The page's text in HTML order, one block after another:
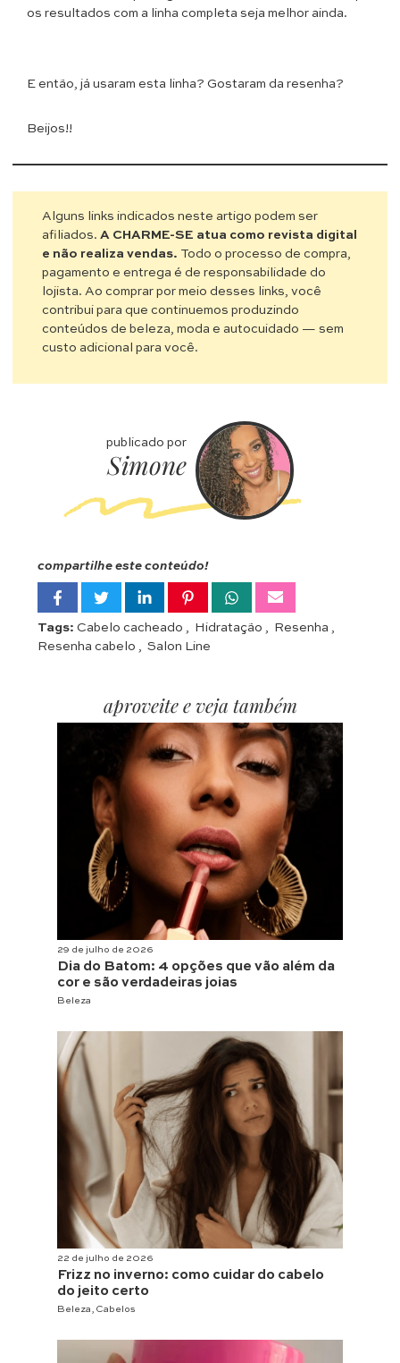
os resultados com a linha completa seja melhor ainda.
E então, já usaram esta linha? Gostaram da resenha?
Beijos!!
Alguns links indicados neste artigo podem ser
afiliados.A CHARME-SE atua como revista digital
e não realiza vendas. Todo o processo de compra,
pagamento e entrega é de responsabilidade do
lojista. Ao comprar por meio desses links, você
contribui para que continuemos produzindo
conteúdos de beleza, moda e autocuidado — sem
custo adicional para você.
compartilhe este conteúdo!
Tags: Cabelo cacheado , Hidratação , Resenha ,
Resenha cabelo , Salon Line
publicado por
Simone
aproveite e veja também
29 de julho de 2026
Dia do Batom: 4 opções que vão além da
cor e são verdadeiras joias
Beleza
22 de julho de 2026
Frizz no inverno: como cuidar do cabelo
do jeito certo
Beleza , Cabelos